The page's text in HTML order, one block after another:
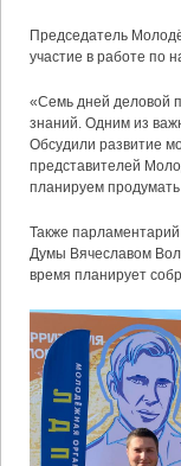
Председатель
участие в работе по
«Семь дней деловой
знаний. Одним из
Обсудили развитие
представителей
планируем
Также
Думы Вячеславом
время планирует